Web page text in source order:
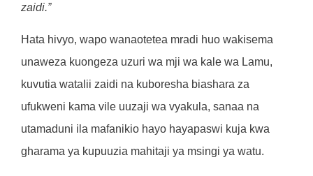
zaidi.”
Hata hivyo, wapo wanaotetea mradi huo wakisema
unaweza kuongeza uzuri wa mji wa kale wa Lamu,
kuvutia watalii zaidi na kuboresha biashara za
ufukweni kama vile uuzaji wa vyakula, sanaa na
utamaduni ila mafanikio hayo hayapaswi kuja kwa
gharama ya kupuuzia mahitaji ya msingi ya watu.